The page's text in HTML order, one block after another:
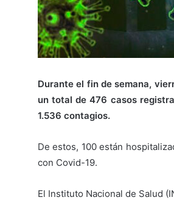
Durante el fin de semana,
un total de 476 casos
1.536 contagios.
De estos, 100 están
con Covid-19.
El Instituto Nacional de Salud